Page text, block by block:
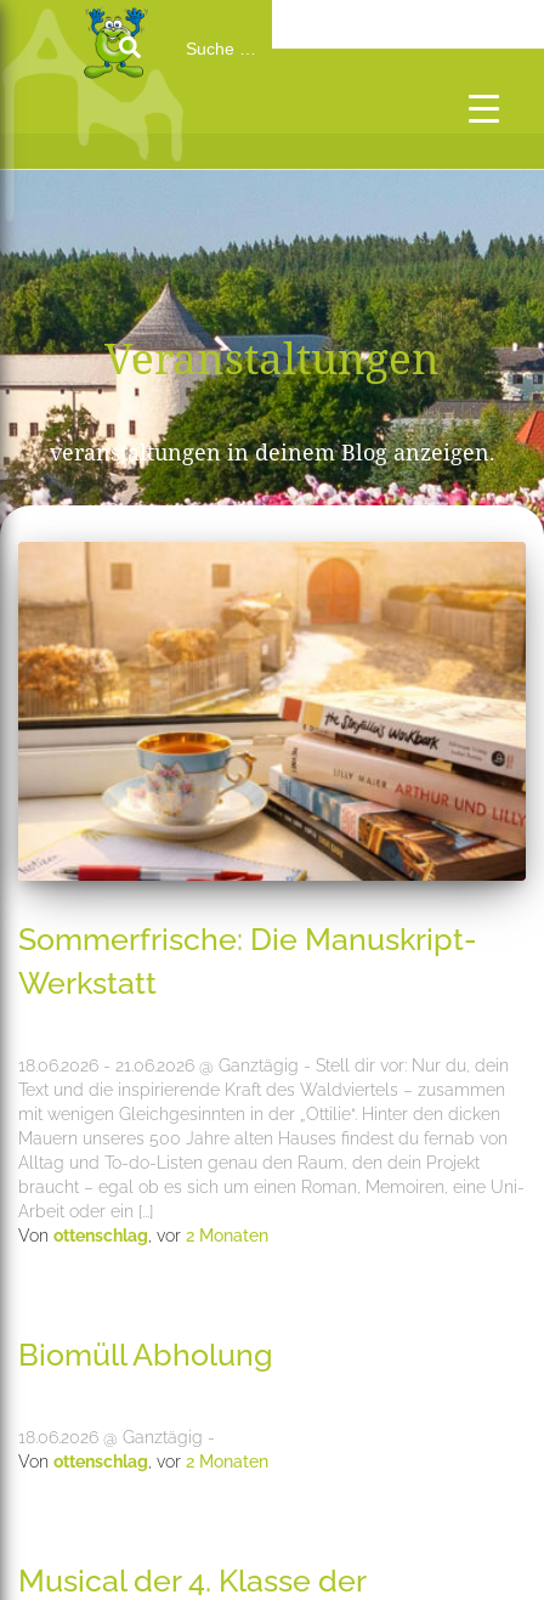
for:
Veranstaltungen
veranstaltungen in deinem Blog anzeigen.
Sommerfrische: Die Manuskript-
Werkstatt
18.06.2026 - 21.06.2026 @ Ganztägig - Stell dir vor: Nur du, dein
Text und die inspirierende Kraft des Waldviertels – zusammen
mit wenigen Gleichgesinnten in der „Ottilie“. Hinter den dicken
Mauern unseres 500 Jahre alten Hauses findest du fernab von
Alltag und To-do-Listen genau den Raum, den dein Projekt
braucht – egal ob es sich um einen Roman, Memoiren, eine Uni-
Arbeit oder ein [...]
Von ottenschlag , vor 2 Monaten
Biomüll Abholung
18.06.2026 @ Ganztägig -
Von ottenschlag , vor 2 Monaten
Musical der 4. Klasse der